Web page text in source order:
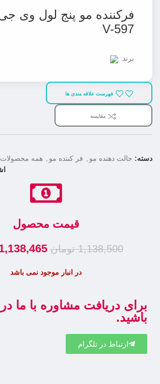
فرکننده مو پنج لول وی
V-597
برند:
فهرست علاقه مندی ها
مقایسه
دسته: حالت دهنده مو , فر کننده مو , همه محصولات
قیمت محصول
1,138,500 تومان
در انبار موجود نمی باشد
برای دریافت مشاوره با ما در
باشید.
ارتباط در تلگرام